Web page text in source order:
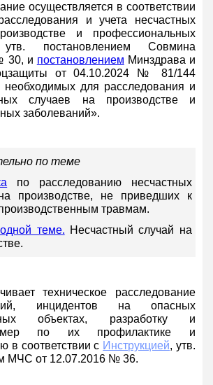
осуществляется в соответствии
и учета несчастных
и профессиональных
утв. постановлением Совмина
30, и постановлением Минздрава и
от 04.10.2024 № 81/144
необходимых для расследования и
случаев на производстве и
заболеваний».
по теме
по расследованию несчастных
производстве, не приведших к
травмам.
теме. Несчастный случай на
техническое расследование
инцидентов на опасных
объектах, разработку и
мер по их профилактике и
в соответствии с Инструкцией, утв.
МЧС от 12.07.2016 № 36.